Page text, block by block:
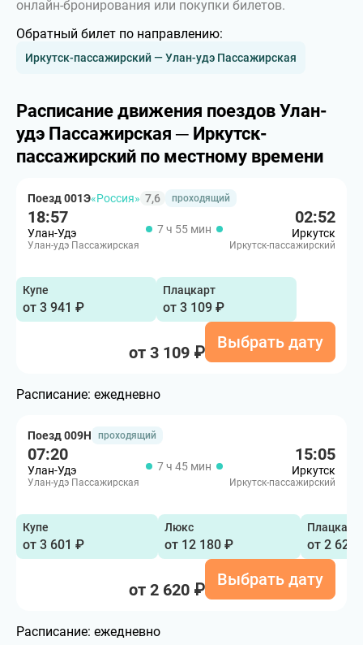
онлайн-бронирования или покупки билетов.
Обратный билет по направлению:
Иркутск-пассажирский — Улан-удэ Пассажирская
Расписание движения поездов Улан-
удэ Пассажирская ─ Иркутск-
пассажирский по местному времени
Поезд 001Э«Россия» 7,6 проходящий
18:57
Улан-Удэ
Улан-удэ Пассажирская
7 ч 55 мин
02:52
Иркутск
Иркутск-пассажирский
Купе
от 3 941 ₽
Плацкарт
от 3 109 ₽
от 3 109 ₽
Выбрать дату
Расписание: ежедневно
Поезд 009Н проходящий
07:20
Улан-Удэ
Улан-удэ Пассажирская
7 ч 45 мин
15:05
Иркутск
Иркутск-пассажирский
Купе
от 3 601 ₽
Люкс
от 12 180 ₽
Плацкарт
от 2 620
от 2 620 ₽
Выбрать дату
Расписание: ежедневно